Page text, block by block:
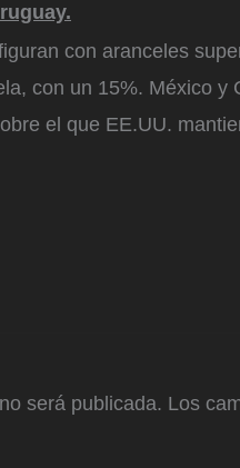
con aranceles
con un 15%. México y
el que EE.UU.
será publicada. Los